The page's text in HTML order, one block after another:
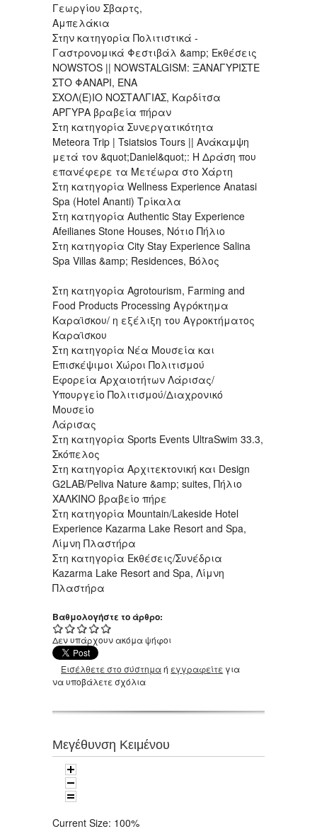
Γεωργίου Σβαρτς,
Αμπελάκια
Στην κατηγορία Πολιτιστικά -
Γαστρονομικά Φεστιβάλ &amp; Εκθέσεις
NOWSTOS || NOWSTALGISM: ΞΑΝΑΓΥΡΙΣΤΕ
ΣΤΟ ΦΑΝΑΡΙ, ΕΝΑ
ΣΧΟΛ(Ε)ΙΟ ΝΟΣΤΑΛΓΙΑΣ, Καρδίτσα
ΑΡΓΥΡΑ βραβεία πήραν
Στη κατηγορία Συνεργατικότητα
Meteora Trip | Tsiatsios Tours || Ανάκαμψη
μετά τον &quot;Daniel&quot;: Η Δράση που
επανέφερε τα Μετέωρα στο Χάρτη
Στη κατηγορία Wellness Experience Anatasi
Spa (Hotel Ananti) Τρίκαλα
Στη κατηγορία Authentic Stay Experience
Afeilianes Stone Houses, Nότιο Πήλιο
Στη κατηγορία City Stay Experience Salina
Spa Villas &amp; Residences, Βόλος
Στη κατηγορία Agrotourism, Farming and
Food Products Processing Αγρόκτημα
Καραϊσκου/ η εξέλιξη του Αγροκτήματος
Καραϊσκου
Στη κατηγορία Νέα Μουσεία και
Επισκέψιμοι Χώροι Πολιτισμού
Εφορεία Αρχαιοτήτων Λάρισας/
Υπουργείο Πολιτισμού/Διαχρονικό
Μουσείο
Λάρισας
Στη κατηγορία Sports Events UltraSwim 33.3,
Σκόπελος
Στη κατηγορία Αρχιτεκτονική και Design
G2LAB/Peliva Nature &amp; suites, Πήλιο
ΧΑΛΚΙΝΟ βραβείο πήρε
Στη κατηγορία Mountain/Lakeside Hotel
Experience Kazarma Lake Resort and Spa,
Λίμνη Πλαστήρα
Στη κατηγορία Εκθέσεις/Συνέδρια
Kazarma Lake Resort and Spa, Λίμνη
Πλαστήρα
Βαθμολογήστε το άρθρο:
Δεν υπάρχουν ακόμα ψήφοι
Εισέλθετε στο σύστημαή εγγραφείτε για
να υποβάλετε σχόλια
Μεγέθυνση Κειμένου
Current Size: 100%